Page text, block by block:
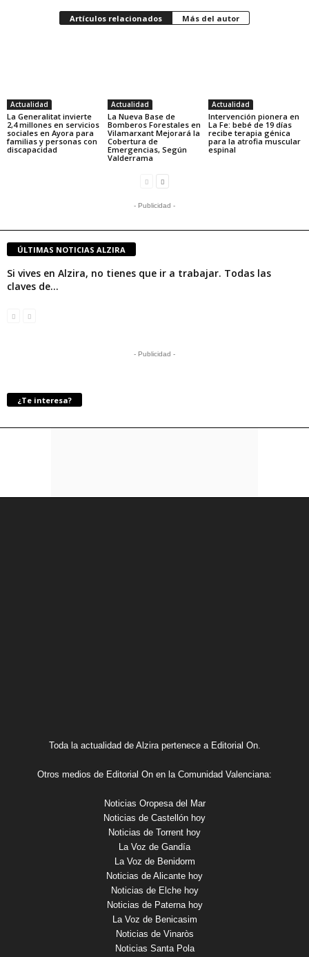
Artículos relacionados Más del autor
Actualidad
La Generalitat invierte
2,4 millones en servicios
sociales en Ayora para
familias y personas con
discapacidad
Actualidad
La Nueva Base de
Bomberos Forestales en
Vilamarxant Mejorará la
Cobertura de
Emergencias, Según
Valderrama
Actualidad
Intervención pionera en
La Fe: bebé de 19 días
recibe terapia génica
para la atrofia muscular
espinal
- Publicidad -
ÚLTIMAS NOTICIAS ALZIRA
Si vives en Alzira, no tienes que ir a trabajar. Todas las
claves de...
- Publicidad -
¿Te interesa?
Toda la actualidad de Alzira pertenece a Editorial On.
Otros medios de Editorial On en la Comunidad Valenciana:
Noticias Oropesa del Mar
Noticias de Castellón hoy
Noticias de Torrent hoy
La Voz de Gandía
La Voz de Benidorm
Noticias de Alicante hoy
Noticias de Elche hoy
Noticias de Paterna hoy
La Voz de Benicasim
Noticias de Vinaròs
Noticias Santa Pola